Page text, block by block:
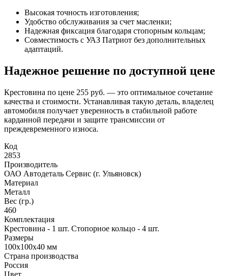
Высокая точность изготовления;
Удобство обслуживания за счет масленки;
Надежная фиксация благодаря стопорным кольцам;
Совместимость с УАЗ Патриот без дополнительных
адаптаций.
Надежное решение по доступной цене
Крестовина по цене 255 руб. — это оптимальное сочетание
качества и стоимости. Устанавливая такую деталь, владелец
автомобиля получает уверенность в стабильной работе
карданной передачи и защите трансмиссии от
преждевременного износа.
Код
2853
Производитель
ОАО Автодеталь Сервис (г. Ульяновск)
Материал
Металл
Вес (гр.)
460
Комплектация
Крестовина - 1 шт. Стопорное кольцо - 4 шт.
Размеры
100х100х40 мм
Страна производства
Россия
Цвет